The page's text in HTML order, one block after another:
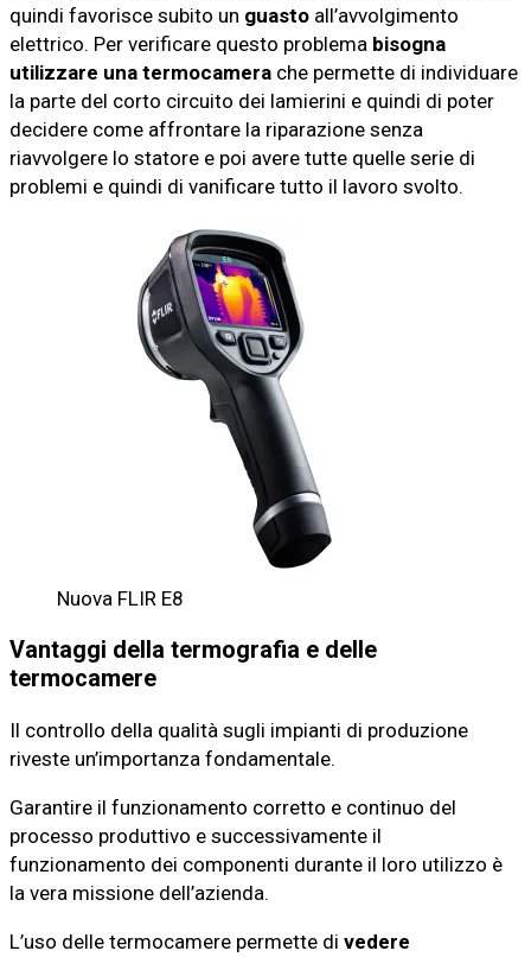
quindi favorisce subito un guasto all’avvolgimento
elettrico. Per verificare questo problema bisogna
utilizzare una termocamera che permette di individuare
la parte del corto circuito dei lamierini e quindi di poter
decidere come affrontare la riparazione senza
riavvolgere lo statore e poi avere tutte quelle serie di
problemi e quindi di vanificare tutto il lavoro svolto.
Nuova FLIR E8
Vantaggi della termografia e delle
termocamere
Il controllo della qualità sugli impianti di produzione
riveste un’importanza fondamentale.
Garantire il funzionamento corretto e continuo del
processo produttivo e successivamente il
funzionamento dei componenti durante il loro utilizzo è
la vera missione dell’azienda.
L’uso delle termocamere permette di vedere